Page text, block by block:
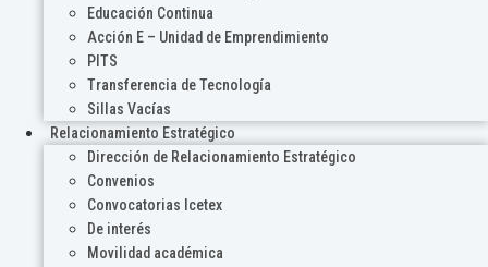
Educación Continua
Acción E – Unidad de Emprendimiento
PITS
Transferencia de Tecnología
Sillas Vacías
Relacionamiento Estratégico
Dirección de Relacionamiento Estratégico
Convenios
Convocatorias Icetex
De interés
Movilidad académica